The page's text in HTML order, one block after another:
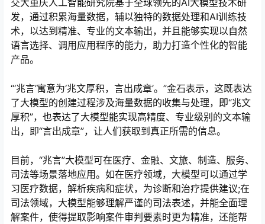
发，通过积累海量数据，辅以独特的数据处理和AI训练技
术，以达到精准、专业的文本输出，并且能够实现以自然
语言选择、调用应用程序的能力，助力打造个性化的智能
产品。
“‘兆言’寓意为‘兆文厚积，言出成章’。”金石表示，这既表达
了大模型的创建过程涉及海量数据的收集与处理，即“兆文
厚积”，也表达了大模型能实现高精度、专业级别的文本输
出，即“言出成章”，让人们获取到真正所需的信息。
目前，“兆言”大模型可在医疗、金融、文旅、制造、服务、
司法等场景落地应用。如在医疗领域，大模型可以通过学
习医疗数据，解析疾病和症状，为诊断和治疗提供建议;在
司法领域，大模型能够理解严谨的司法表述，并能全面理
解案件，使得提取影响案件审判要素时更为精准，还能帮